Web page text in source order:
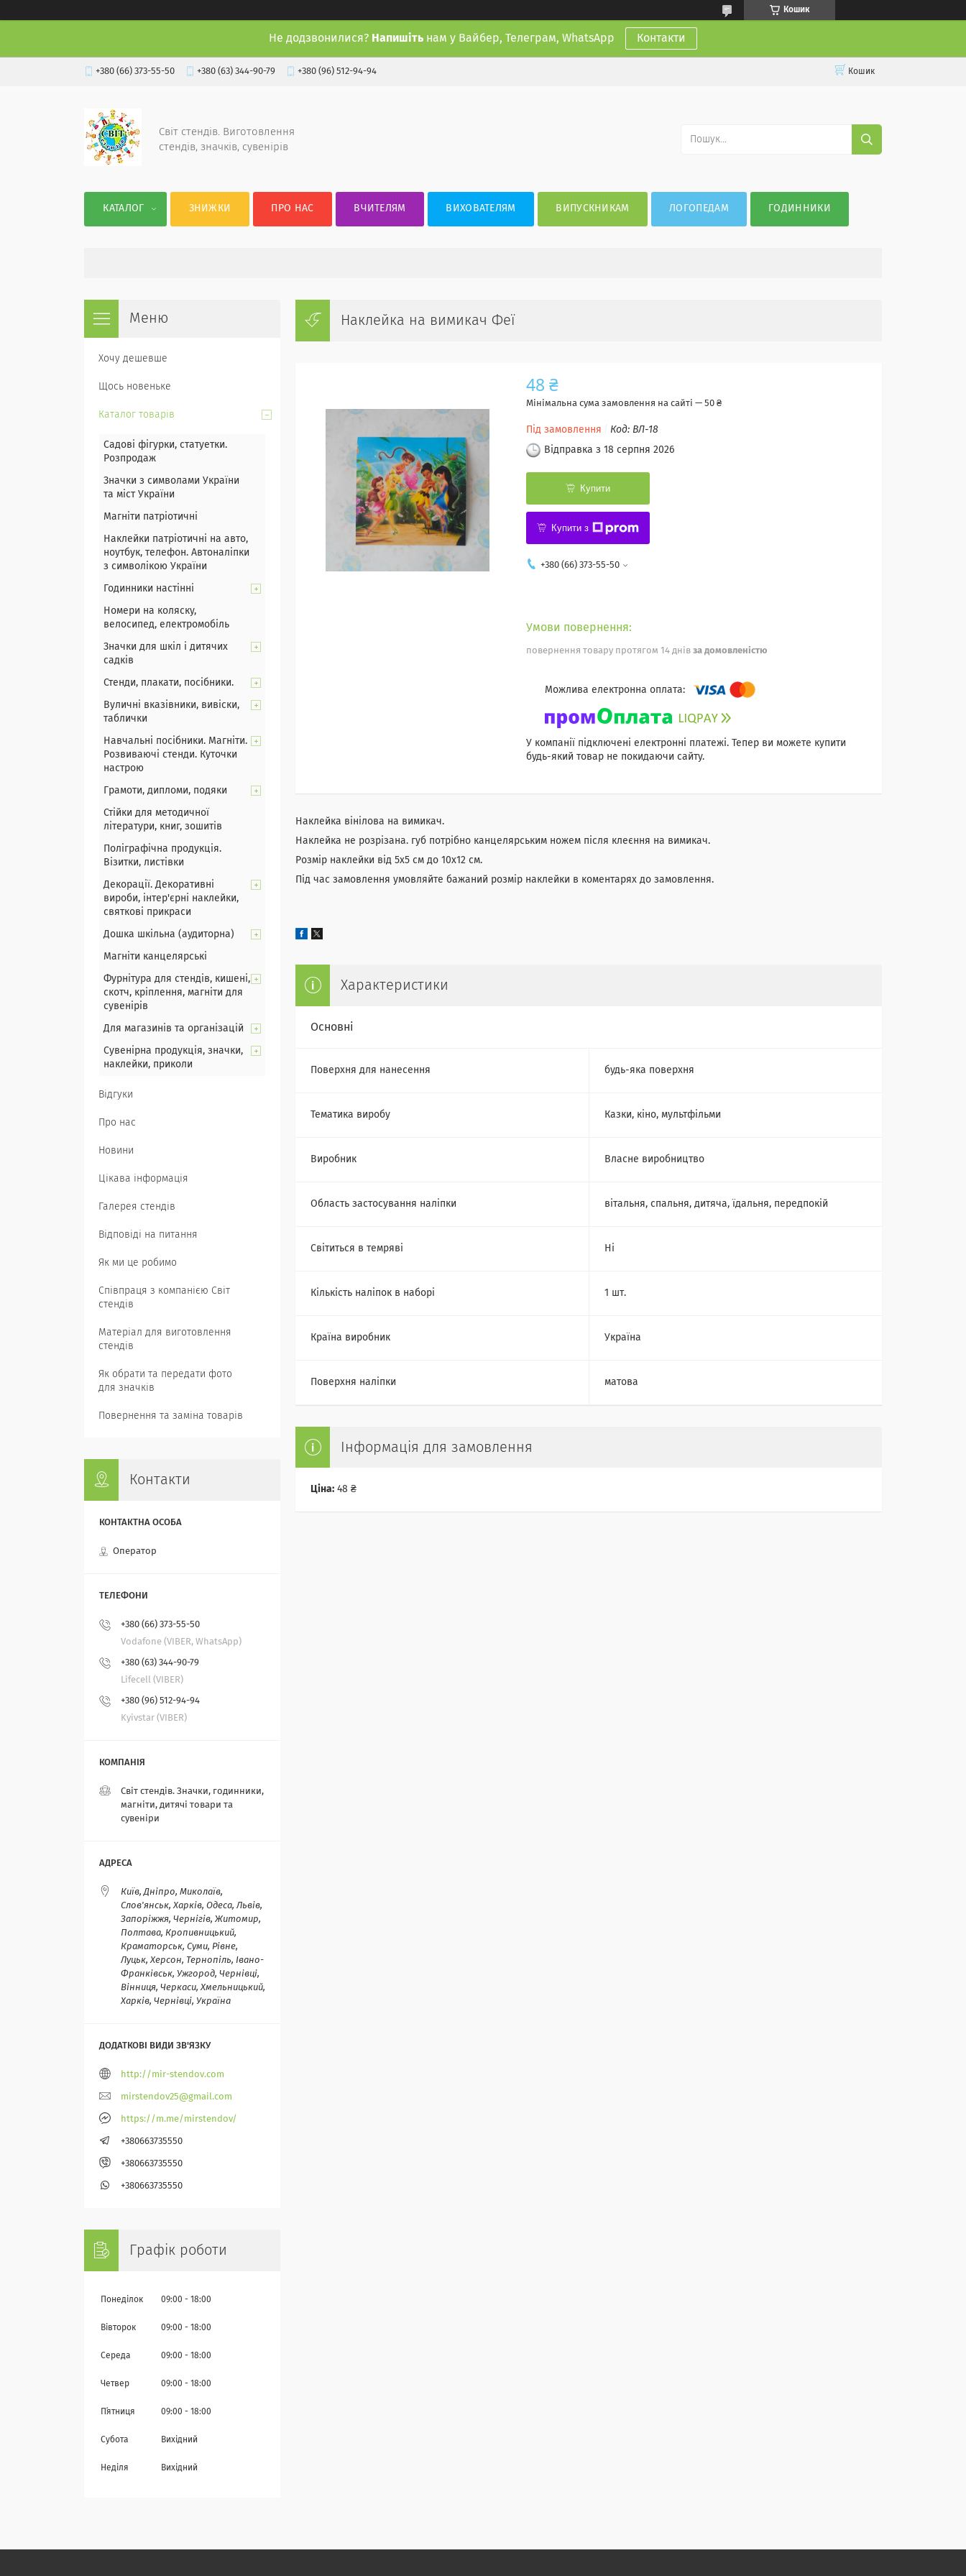
Кошик
Не додзвонилися? Напишіть нам у Вайбер, Телеграм, WhatsApp Контакти
+380 (66) 373-55-50 +380 (63) 344-90-79 +380 (96) 512-94-94 Кошик
Світ стендів. Виготовлення
стендів, значків, сувенірів
КАТАЛОГ ЗНИЖКИ ПРО НАС ВЧИТЕЛЯМ ВИХОВАТЕЛЯМ ВИПУСКНИКАМ ЛОГОПЕДАМ ГОДИННИКИ
Наклейка на вимикач Феї
48 ₴
Мінімальна сума замовлення на сайті — 50 ₴
Під замовлення Код: ВЛ-18
Відправка з 18 серпня 2026
Купити
Купити з
+380 (66) 373-55-50
повернення товару протягом 14 днів за домовленістю
У компанії підключені електронні платежі. Тепер ви можете купити
будь-який товар не покидаючи сайту.
Наклейка вінілова на вимикач.
Наклейка не розрізана. губ потрібно канцелярським ножем після клеєння на вимикач.
Розмір наклейки від 5х5 см до 10х12 см.
Під час замовлення умовляйте бажаний розмір наклейки в коментарях до замовлення.
Характеристики
Основні
Поверхня для нанесення будь-яка поверхня
Тематика виробу Казки, кіно, мультфільми
Виробник Власне виробництво
Область застосування наліпки вітальня, спальня, дитяча, їдальня, передпокій
Світиться в темряві Ні
Кількість наліпок в наборі 1 шт.
Країна виробник Україна
Поверхня наліпки матова
Інформація для замовлення
Ціна: 48 ₴
Хочу дешевше
Щось новеньке
Каталог товарів
Садові фігурки, статуетки.
Розпродаж
Значки з символами України
та міст України
Магніти патріотичні
Наклейки патріотичні на авто,
ноутбук, телефон. Автоналіпки
з символікою України
Годинники настінні
Номери на коляску,
велосипед, електромобіль
Значки для шкіл і дитячих
садків
Стенди, плакати, посібники.
Вуличні вказівники, вивіски,
таблички
Навчальні посібники. Магніти.
Розвиваючі стенди. Куточки
настрою
Грамоти, дипломи, подяки
Стійки для методичної
літератури, книг, зошитів
Поліграфічна продукція.
Візитки, листівки
Декорації. Декоративні
вироби, інтер'єрні наклейки,
святкові прикраси
Дошка шкільна (аудиторна)
Магніти канцелярські
Фурнітура для стендів, кишені,
скотч, кріплення, магніти для
сувенірів
Для магазинів та організацій
Сувенірна продукція, значки,
наклейки, приколи
Відгуки
Про нас
Новини
Цікава інформація
Галерея стендів
Відповіді на питання
Як ми це робимо
Співпраця з компанією Світ
стендів
Матеріал для виготовлення
стендів
Як обрати та передати фото
для значків
Повернення та заміна товарів
Контакти
Оператор
+380 (66) 373-55-50
Vodafone (VIBER, WhatsApp)
+380 (63) 344-90-79
Lifecell (VIBER)
+380 (96) 512-94-94
Kyivstar (VIBER)
Світ стендів. Значки, годинники,
магніти, дитячі товари та
сувеніри
Київ, Дніпро, Миколаїв,
Слов'янськ, Харків, Одеса, Львів,
Запоріжжя, Чернігів, Житомир,
Полтава, Кропивницький,
Краматорськ, Суми, Рівне,
Луцьк, Херсон, Тернопіль, Івано-
Франківськ, Ужгород, Чернівці,
Вінниця, Черкаси, Хмельницький,
Харків, Чернівці, Україна
http://mir-stendov.com
mirstendov25@gmail.com
https://m.me/mirstendov/
+380663735550
+380663735550
+380663735550
Графік роботи
Понеділок 09:00 18:00
Вівторок 09:00 18:00
Середа 09:00 18:00
Четвер 09:00 18:00
Пʼятниця 09:00 18:00
Субота Вихідний
Неділя Вихідний